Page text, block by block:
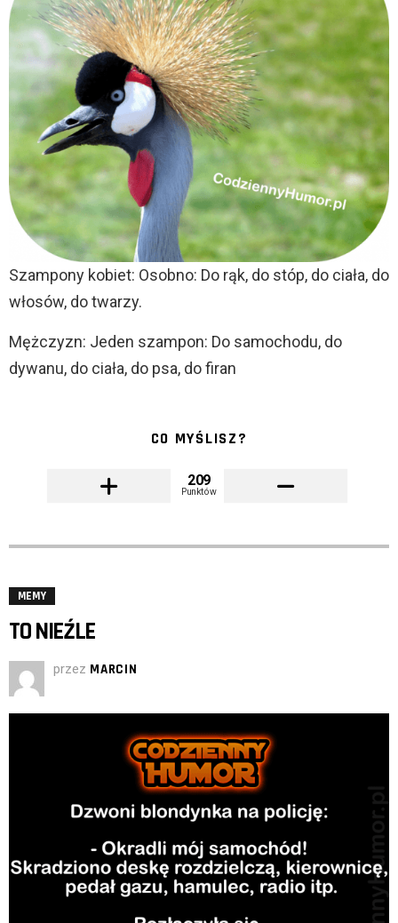
Szampony kobiet: Osobno: Do rąk, do stóp, do ciała, do
włosów, do twarzy.
Mężczyzn: Jeden szampon: Do samochodu, do
dywanu, do ciała, do psa, do firan
CO MYŚLISZ?
209
Punktów
MEMY
TO NIEŹLE
przez MARCIN